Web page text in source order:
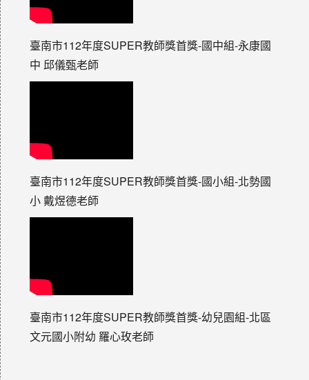
臺南市112年度SUPER教師獎首獎-國中組-永康國
中 邱儀甄老師
臺南市112年度SUPER教師獎首獎-國小組-北勢國
小 戴煜德老師
臺南市112年度SUPER教師獎首獎-幼兒園組-北區
文元國小附幼 羅心玫老師